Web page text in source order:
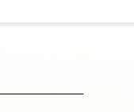
引法に基づく表示